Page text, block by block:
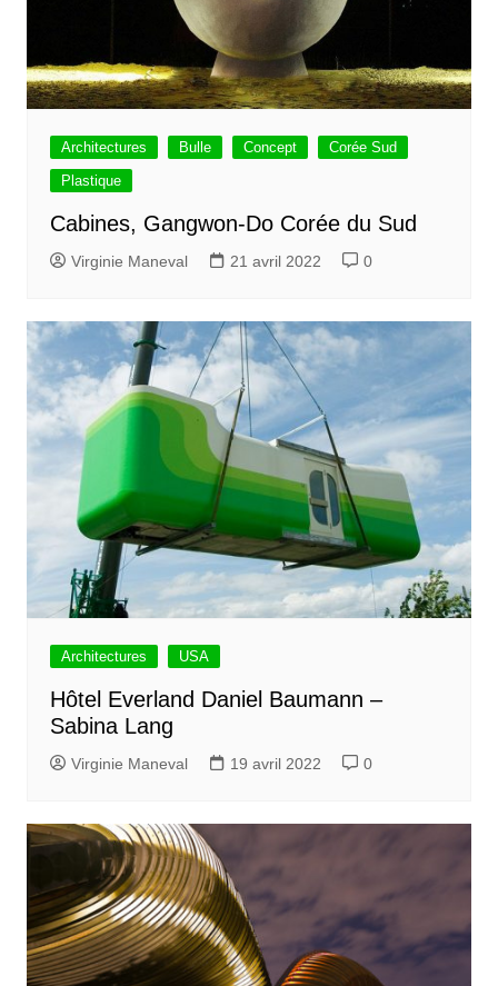
Architectures Bulle Concept
Corée Sud
Plastique
Cabines, Gangwon-Do Corée du Sud
Virginie Maneval 21 avril 2022 0
Architectures USA
Hôtel Everland Daniel Baumann –
Sabina Lang
Virginie Maneval 19 avril 2022 0